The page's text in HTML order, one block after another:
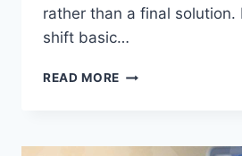
rather than a final solution.
shift basic…
READ MORE WORKING
TO